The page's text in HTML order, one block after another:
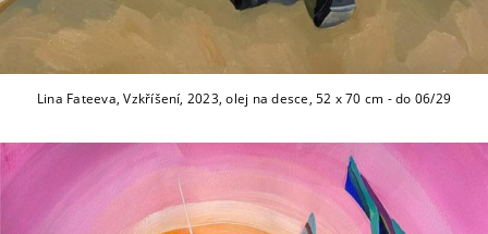
Lina Fateeva, Vzkříšení, 2023, olej na desce, 52 x 70 cm - do 06/29